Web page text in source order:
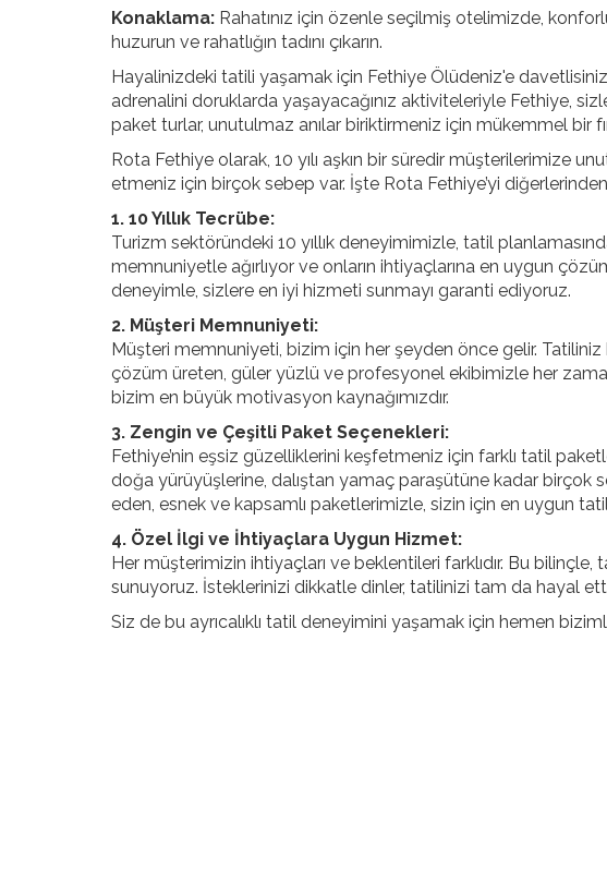
Konaklama: Rahatınız için özenle seçilmiş otelimizde,
huzurun ve rahatlığın tadını çıkarın.
Hayalinizdeki tatili yaşamak için Fethiye Ölüdeniz'e
adrenalini doruklarda yaşayacağınız aktiviteleriyle Fethiye,
paket turlar, unutulmaz anılar biriktirmeniz için mükemmel bir
Rota Fethiye olarak, 10 yılı aşkın bir süredir müşterilerimize
etmeniz için birçok sebep var. İşte Rota Fethiye’yi
1. 10 Yıllık Tecrübe:
Turizm sektöründeki 10 yıllık deneyimimizle, tatil
memnuniyetle ağırlıyor ve onların ihtiyaçlarına en uygun
deneyimle, sizlere en iyi hizmeti sunmayı garanti ediyoruz.
2. Müşteri Memnuniyeti:
Müşteri memnuniyeti, bizim için her şeyden önce gelir.
çözüm üreten, güler yüzlü ve profesyonel ekibimizle her
bizim en büyük motivasyon kaynağımızdır.
3. Zengin ve Çeşitli Paket Seçenekleri:
Fethiye’nin eşsiz güzelliklerini keşfetmeniz için farklı tatil
doğa yürüyüşlerine, dalıştan yamaç paraşütüne kadar birçok
eden, esnek ve kapsamlı paketlerimizle, sizin için en uygun
4. Özel İlgi ve İhtiyaçlara Uygun Hizmet:
Her müşterimizin ihtiyaçları ve beklentileri farklıdır. Bu
sunuyoruz. İsteklerinizi dikkatle dinler, tatilinizi tam da hayal
Siz de bu ayrıcalıklı tatil deneyimini yaşamak için hemen